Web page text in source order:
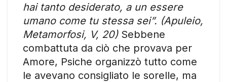
hai tanto desiderato, a un essere
umano come tu stessa sei”. (Apuleio,
Metamorfosi, V, 20)Sebbene
combattuta da ciò che provava per
Amore, Psiche organizzò tutto come
le avevano consigliato le sorelle, ma